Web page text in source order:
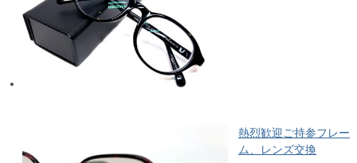
熱烈歓迎ご持参フレー
ム、レンズ交換